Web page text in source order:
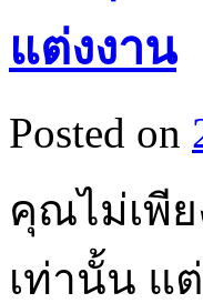
แต่งงาน
Posted on
คุณไม่เพีย
เท่านั้น แ